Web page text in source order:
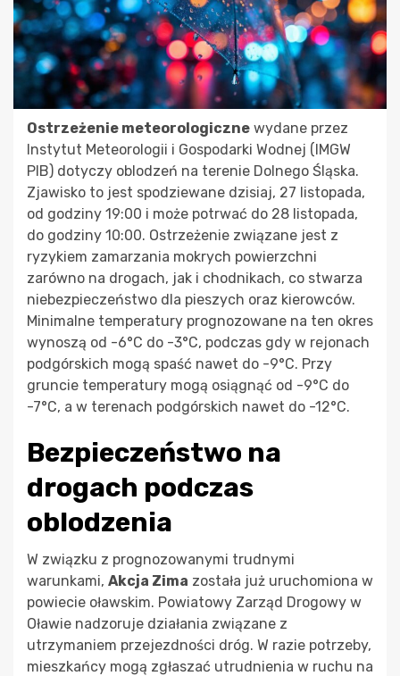
Ostrzeżenie meteorologiczne wydane przez
Instytut Meteorologii i Gospodarki Wodnej (IMGW
PIB) dotyczy oblodzeń na terenie Dolnego Śląska.
Zjawisko to jest spodziewane dzisiaj, 27 listopada,
od godziny 19:00 i może potrwać do 28 listopada,
do godziny 10:00. Ostrzeżenie związane jest z
ryzykiem zamarzania mokrych powierzchni
zarówno na drogach, jak i chodnikach, co stwarza
niebezpieczeństwo dla pieszych oraz kierowców.
Minimalne temperatury prognozowane na ten okres
wynoszą od -6°C do -3°C, podczas gdy w rejonach
podgórskich mogą spaść nawet do -9°C. Przy
gruncie temperatury mogą osiągnąć od -9°C do
-7°C, a w terenach podgórskich nawet do -12°C.
Bezpieczeństwo na
drogach podczas
oblodzenia
W związku z prognozowanymi trudnymi
warunkami, Akcja Zima została już uruchomiona w
powiecie oławskim. Powiatowy Zarząd Drogowy w
Oławie nadzoruje działania związane z
utrzymaniem przejezdności dróg. W razie potrzeby,
mieszkańcy mogą zgłaszać utrudnienia w ruchu na